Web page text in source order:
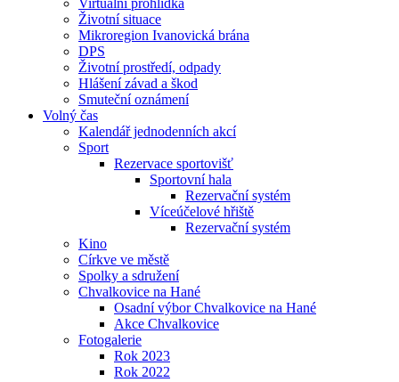
Virtuální prohlídka
Životní situace
Mikroregion Ivanovická brána
DPS
Životní prostředí, odpady
Hlášení závad a škod
Smuteční oznámení
Volný čas
Kalendář jednodenních akcí
Sport
Rezervace sportovišť
Sportovní hala
Rezervační systém
Víceúčelové hřiště
Rezervační systém
Kino
Církve ve městě
Spolky a sdružení
Chvalkovice na Hané
Osadní výbor Chvalkovice na Hané
Akce Chvalkovice
Fotogalerie
Rok 2023
Rok 2022